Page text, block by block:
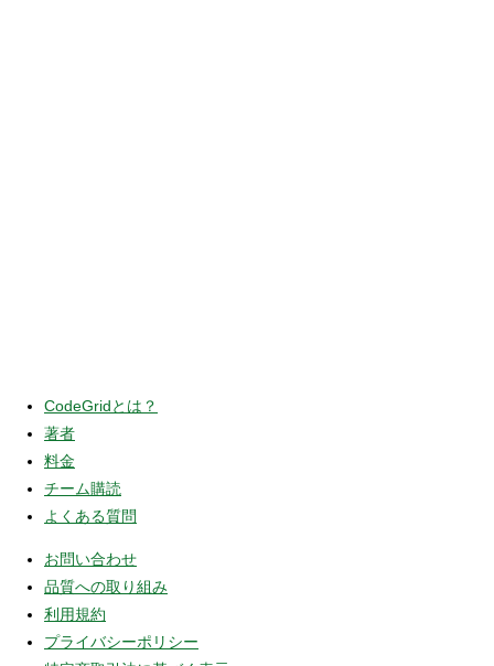
CodeGridとは？
著者
料金
チーム購読
よくある質問
お問い合わせ
品質への取り組み
利用規約
プライバシーポリシー